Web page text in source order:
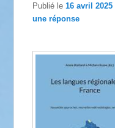
Publié le16 avril 2025
une réponse